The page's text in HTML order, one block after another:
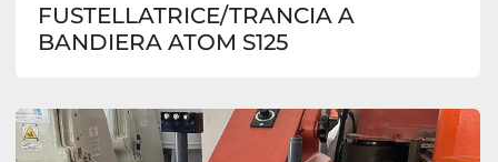
FUSTELLATRICE/TRANCIA A
BANDIERA ATOM S125